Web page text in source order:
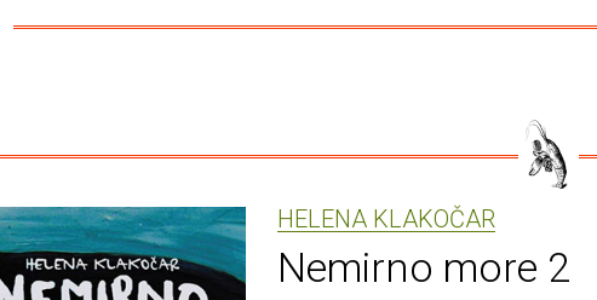
HELENA KLAKOČAR
Nemirno more 2